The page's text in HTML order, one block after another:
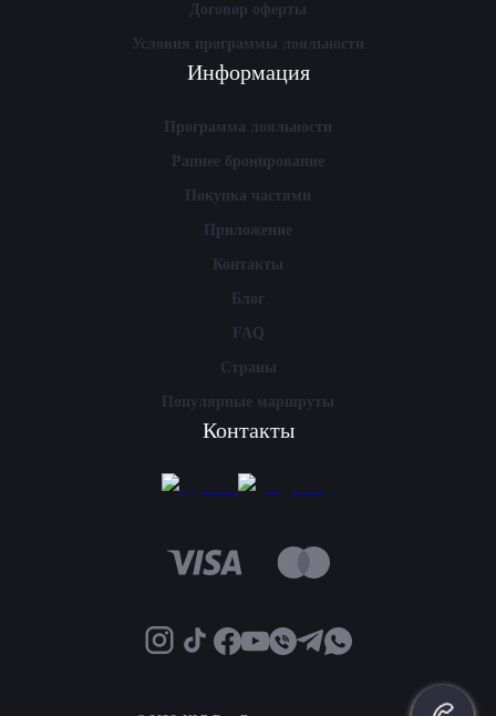
Договор оферты
Условия программы лояльности
Информация
Программа лояльности
Раннее бронирование
Покупка частями
Приложение
Контакты
Блог
FAQ
Страны
Популярные маршруты
Контакты